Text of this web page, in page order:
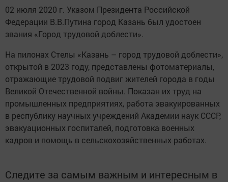
02 июля 2020 г. Указом Президента Российской
Федерации В.В.Путина город Казань был удостоен
звания «Город трудовой доблести».
На пилонах Стелы «Казань – город трудовой доблести»,
открытой в 2023 году, представлены фотоматериалы,
отражающие трудовой подвиг жителей города в годы
Великой Отечественной войны. Показан их труд на
промышленных предприятиях, работа эвакуированных
в республику научных учреждений Академии наук СССР,
эвакуационных госпиталей, подготовка военных
кадров и помощь в сельскохозяйственных работах.
Следите за самым важным и интересным в